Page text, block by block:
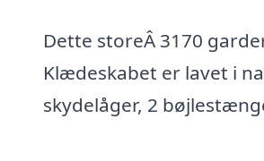
Dette storeÂ 3170
Klædeskabet er lavet i
skydelåger, 2